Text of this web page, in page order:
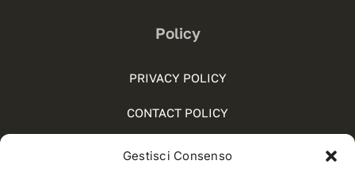
Gestisci Consenso
Policy
PRIVACY POLICY
CONTACT POLICY
COOKIE POLICY (UE)